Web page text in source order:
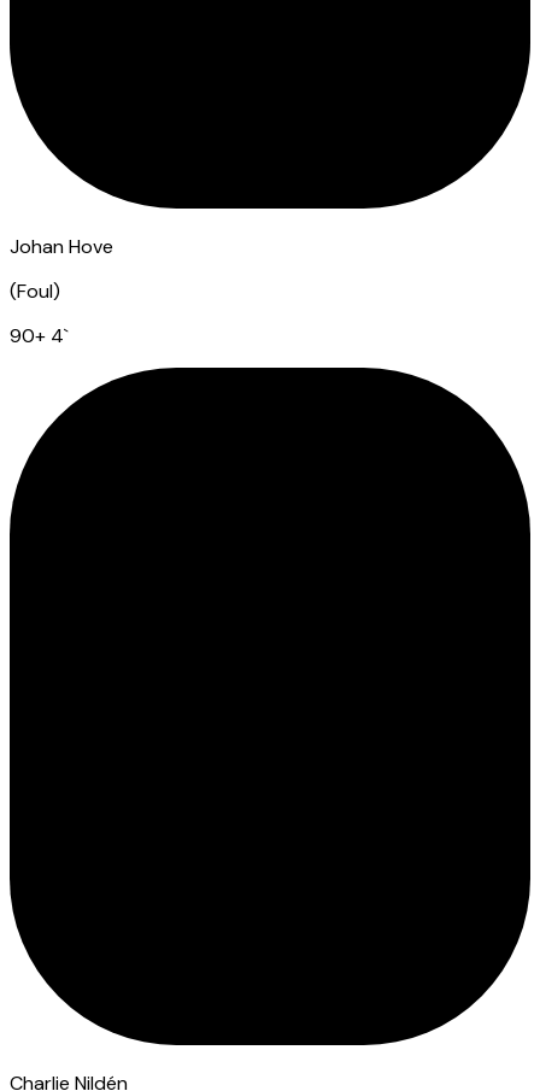
Johan Hove
(Foul)
90+ 4`
Charlie Nildén